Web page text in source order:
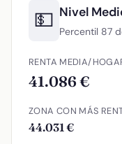
💵 Nivel
Percentil 87
RENTA MEDIA/
41.086 €
ZONA CON MÁS
44.031 €